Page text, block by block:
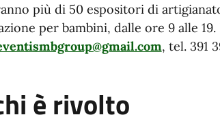
più di 50 espositori di
per bambini, dalle ore 9 alle
, tel. 391
è rivolto